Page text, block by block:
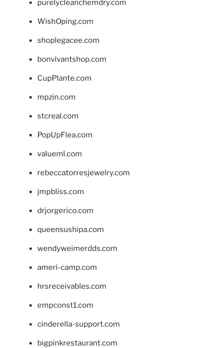
purelycleanchemdry.com
WishOping.com
shoplegacee.com
bonvivantshop.com
CupPlante.com
mpzin.com
stcreal.com
PopUpFlea.com
valueml.com
rebeccatorresjewelry.com
jmpbliss.com
drjorgerico.com
queensushipa.com
wendyweimerdds.com
ameri-camp.com
hrsreceivables.com
empconst1.com
cinderella-support.com
bigpinkrestaurant.com